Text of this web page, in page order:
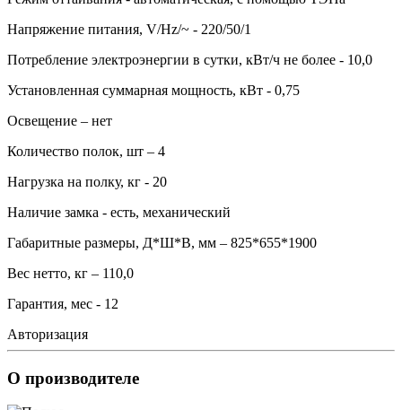
Напряжение питания, V/Hz/~ - 220/50/1
Потребление электроэнергии в сутки, кВт/ч не более - 10,0
Установленная суммарная мощность, кВт - 0,75
Освещение – нет
Количество полок, шт – 4
Нагрузка на полку, кг - 20
Наличие замка - есть, механический
Габаритные размеры, Д*Ш*В, мм – 825*655*1900
Вес нетто, кг – 110,0
Гарантия, мес - 12
Авторизация
О производителе